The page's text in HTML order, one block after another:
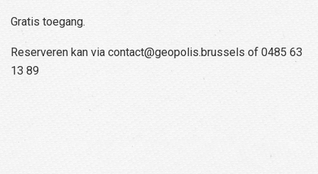
Gratis toegang.
Reserveren kan via contact@geopolis.brussels of 0485 63
13 89